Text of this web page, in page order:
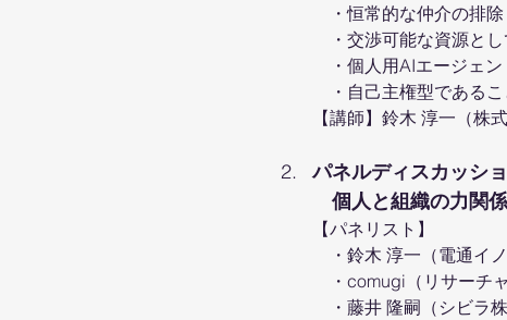
・恒常的な仲介の排除
・交渉可能な資源とし
・個人用AIエージェン
・自己主権型であるこ
【講師】鈴木 淳一（株
パネルディスカッショ
個人と組織の力関
【パネリスト】
・鈴木 淳一（電通イ
・comugi（リサーチャ
・藤井 隆嗣（シビラ株